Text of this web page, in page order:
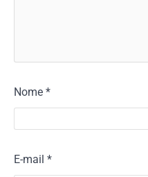
Nome *
E-mail *